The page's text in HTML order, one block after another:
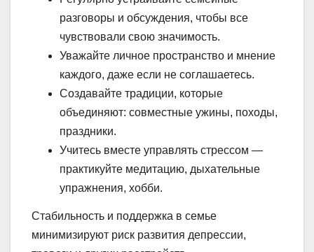
разговоры и обсуждения, чтобы все
чувствовали свою значимость.
Уважайте личное пространство и мнение
каждого, даже если не соглашаетесь.
Создавайте традиции, которые
объединяют: совместные ужины, походы,
праздники.
Учитесь вместе управлять стрессом —
практикуйте медитацию, дыхательные
упражнения, хобби.
Стабильность и поддержка в семье
минимизируют риск развития депрессии,